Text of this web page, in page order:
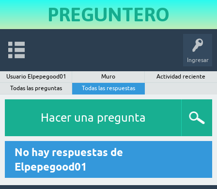
PREGUNTERO
Ingresar
Usuario Elpepegood01 Muro
Actividad reciente
Todas las preguntas
Todas las respuestas
Hacer una pregunta
No hay respuestas de
Elpepegood01